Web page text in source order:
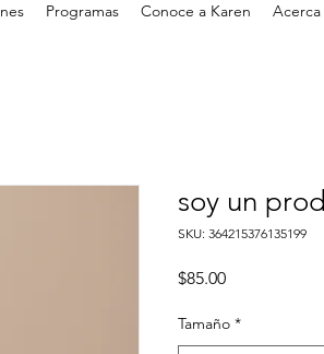
Programas Conoce a Karen
soy un
SKU: 364215376135199
$85.00Precio
Tamaño *